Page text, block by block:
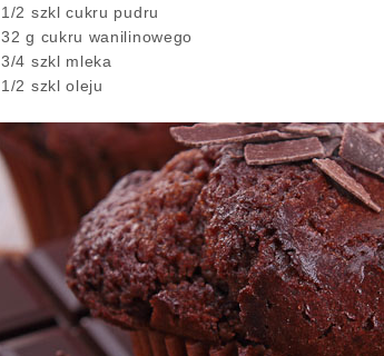
1/2 szkl cukru pudru
32 g cukru wanilinowego
3/4 szkl mleka
1/2 szkl oleju